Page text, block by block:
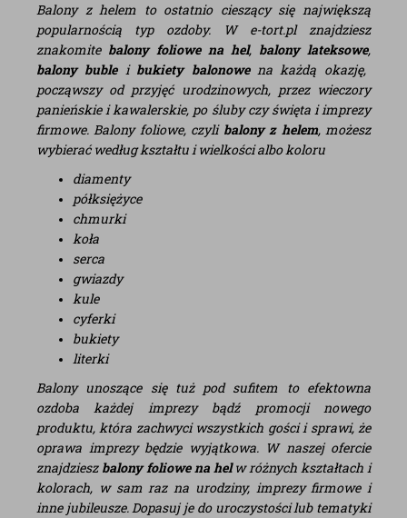
Balony z helem to ostatnio cieszący się największą
popularnością typ ozdoby. W e-tort.pl znajdziesz
znakomite balony foliowe na hel, balony lateksowe,
balony buble i bukiety balonowena każdą okazję,
począwszy od przyjęć urodzinowych, przez wieczory
panieńskie i kawalerskie, po śluby czy święta i imprezy
firmowe. Balony foliowe, czyli balony z helem, możesz
wybierać według kształtu i wielkości albo koloru
diamenty
półksiężyce
chmurki
koła
serca
gwiazdy
kule
cyferki
bukiety
literki
Balony unoszące się tuż pod sufitem to efektowna
ozdoba każdej imprezy bądź promocji nowego
produktu, która zachwyci wszystkich gości i sprawi, że
oprawa imprezy będzie wyjątkowa. W naszej ofercie
znajdziesz balony foliowe na helw różnych kształtach i
kolorach, w sam raz na urodziny, imprezy firmowe i
inne jubileusze. Dopasuj je do uroczystości lub tematyki